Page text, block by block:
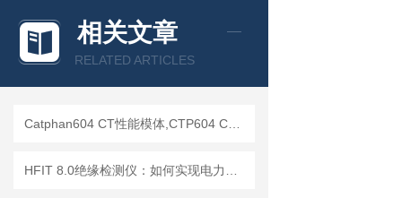
相关文章
RELATED ARTICLES